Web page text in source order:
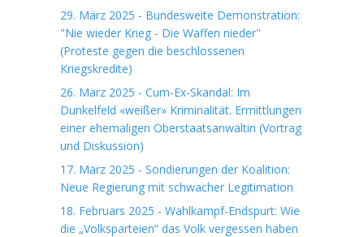
29. März 2025 - Bundesweite Demonstration:
"Nie wieder Krieg - Die Waffen nieder"
(Proteste gegen die beschlossenen
Kriegskredite)
26. März 2025 - Cum-Ex-Skandal: Im
Dunkelfeld «weißer» Kriminalität. Ermittlungen
einer ehemaligen Oberstaatsanwältin (Vortrag
und Diskussion)
17. März 2025 - Sondierungen der Koalition:
Neue Regierung mit schwacher Legitimation
18. Februars 2025 - Wahlkampf-Endspurt: Wie
die „Volksparteien“ das Volk vergessen haben